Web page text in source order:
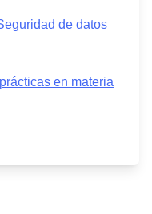
de datos
en materia